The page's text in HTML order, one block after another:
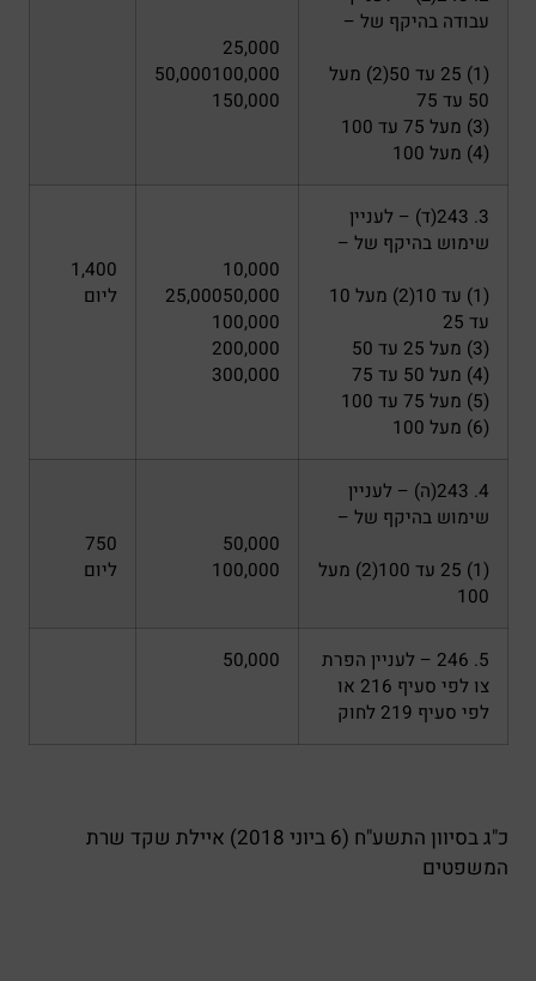
עבודה בהיקף של –
(1) 25 עד 50(2) מעל
50 עד 75
(3) מעל 75 עד 100
(4) מעל 100
25,000
50,000100,000
150,000
3. 243(ד) – לעניין
שימוש בהיקף של –
(1) עד 10(2) מעל 10
עד 25
(3) מעל 25 עד 50
(4) מעל 50 עד 75
(5) מעל 75 עד 100
(6) מעל 100
10,000
25,00050,000
100,000
200,000
300,000
1,400
ליום
4. 243(ה) – לעניין
שימוש בהיקף של –
(1) 25 עד 100(2) מעל
100
50,000
100,000
750
ליום
5. 246 – לעניין הפרת
צו לפי סעיף 216 או
לפי סעיף 219 לחוק
50,000
כ"ג בסיוון התשע"ח (6 ביוני 2018) איילת שקד שרת
המשפטים